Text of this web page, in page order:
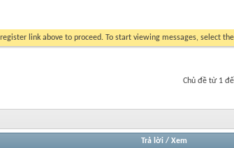
link above to proceed. To start viewing messages, select
Chủ đề từ 1
Trả lời/ Xem